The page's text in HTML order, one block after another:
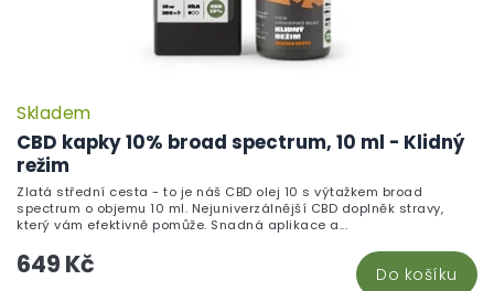
CBD kapky 10% broad spectrum, 10 ml - Klidný
režim
Skladem
649 Kč Do košíku
Zlatá střední cesta - to je náš CBD olej 10 s výtažkem broad
spectrum o objemu 10 ml. Nejuniverzálnější CBD doplněk stravy,
který vám efektivně pomůže. Snadná aplikace a...